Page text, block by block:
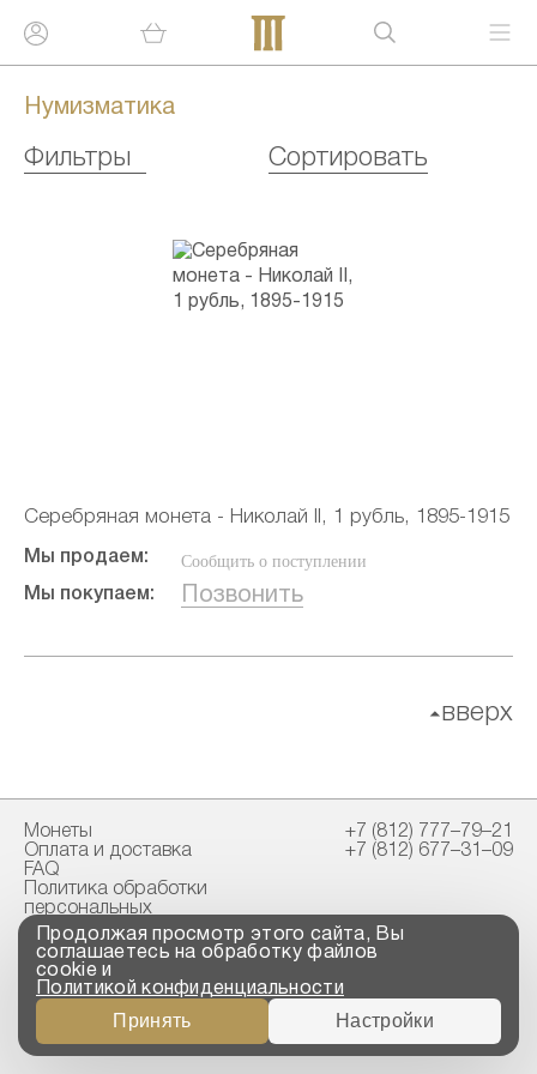
Нумизматика
Фильтры Сортировать
Серебряная монета - Николай II, 1 рубль, 1895-1915
Мы продаем: Сообщить о поступлении
Мы покупаем: Позвонить
вверх
Монеты
Оплата и доставка
FAQ
Политика обработки
персональных
данных
Свидетельство
пробирной палаты
+7 (812) 777–79–21
+7 (812) 677–31–09
Copyright © 2023-2026
“ООО ТРОЙСКИЙ
СТАНДАРТ”
Продолжая просмотр этого сайта, Вы
соглашаетесь на обработку файлов
cookie и
Политикой конфиденциальности
Принять Настройки